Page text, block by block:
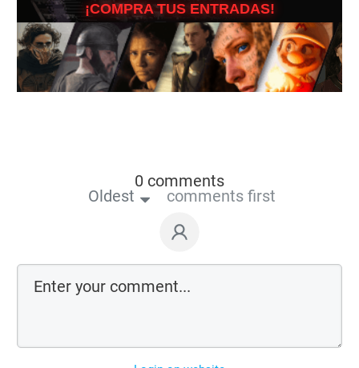
¡COMPRA TUS ENTRADAS!
0 comments
Oldest comments first